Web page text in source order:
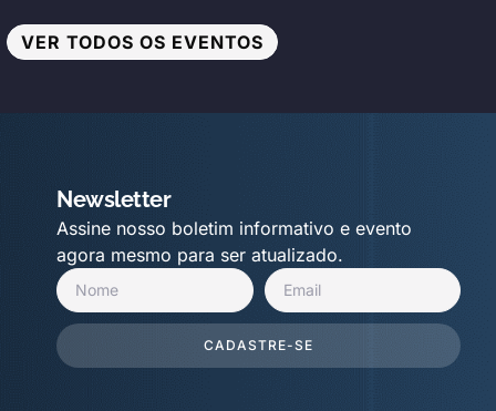
VER TODOS OS EVENTOS
Newsletter
Assine nosso boletim informativo e evento
agora mesmo para ser atualizado.
CADASTRE-SE